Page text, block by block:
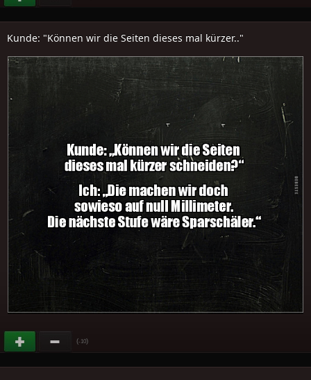
Kunde: "Können wir die Seiten dieses mal kürzer.."
(-10)